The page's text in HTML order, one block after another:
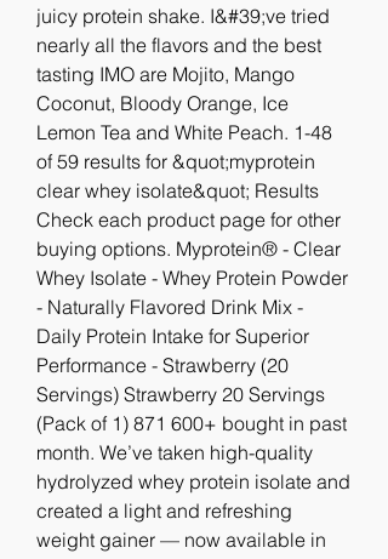
juicy protein shake. I&#39;ve tried
nearly all the flavors and the best
tasting IMO are Mojito, Mango
Coconut, Bloody Orange, Ice
Lemon Tea and White Peach. 1-48
of 59 results for &quot;myprotein
clear whey isolate&quot; Results
Check each product page for other
buying options. Myprotein® - Clear
Whey Isolate - Whey Protein Powder
- Naturally Flavored Drink Mix -
Daily Protein Intake for Superior
Performance - Strawberry (20
Servings) Strawberry 20 Servings
(Pack of 1) 871 600+ bought in past
month. We’ve taken high-quality
hydrolyzed whey protein isolate and
created a light and refreshing
weight gainer — now available in